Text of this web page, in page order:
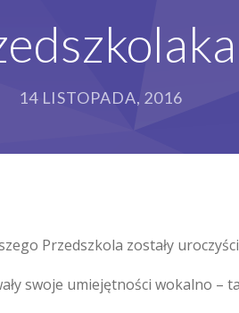
14 LISTOPADA, 2016
Przedszkola zostały
swoje umiejętności wokalno –